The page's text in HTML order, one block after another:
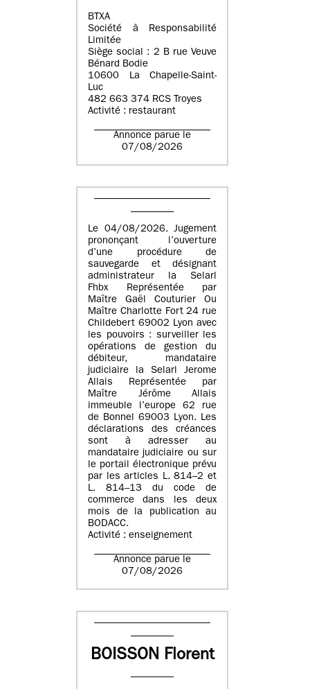
BTXA
Société à Responsabilité
Limitée
Siège social : 2 B rue Veuve
Bénard Bodie
10600 La Chapelle-Saint-
Luc
482 663 374 RCS Troyes
Activité : restaurant
Annonce parue le
07/08/2026
Le 04/08/2026. Jugement
prononçant l’ouverture
d’une procédure de
sauvegarde et désignant
administrateur la Selarl
Fhbx Représentée par
Maître Gaël Couturier Ou
Maître Charlotte Fort 24 rue
Childebert 69002 Lyon avec
les pouvoirs : surveiller les
opérations de gestion du
débiteur, mandataire
judiciaire la Selarl Jerome
Allais Représentée par
Maître Jérôme Allais
immeuble l’europe 62 rue
de Bonnel 69003 Lyon. Les
déclarations des créances
sont à adresser au
mandataire judiciaire ou sur
le portail électronique prévu
par les articles L. 814–2 et
L. 814–13 du code de
commerce dans les deux
mois de la publication au
BODACC.
Activité : enseignement
Annonce parue le
07/08/2026
BOISSON Florent